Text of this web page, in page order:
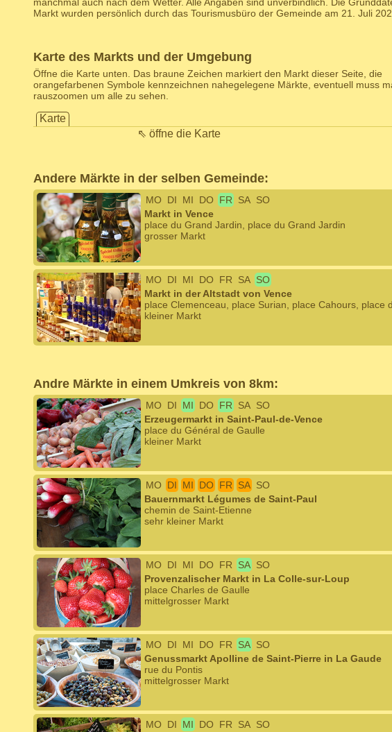
Markt wurden persönlich durch das Tourismusbüro der Gemeinde am 21. Juli
Karte des Markts und der Umgebung
Öffne die Karte unten. Das braune Zeichen markiert den Markt dieser Seite, die
orangefarbenen Symbole kennzeichnen nahegelegene Märkte, eventuell muss
rauszoomen um alle zu sehen.
Karte
⇖ öffne die Karte
Andere Märkte in der selben Gemeinde:
MO DI MI DO FR SA SO
Markt in Vence
place du Grand Jardin, place du Grand Jardin
grosser Markt
MO DI MI DO FR SA SO
Markt in der Altstadt von Vence
place Clemenceau, place Surian, place Cahours, place
kleiner Markt
Andre Märkte in einem Umkreis von 8km:
MO DI MI DO FR SA SO
Erzeugermarkt in Saint-Paul-de-Vence
place du Général de Gaulle
kleiner Markt
MO DI MI DO FR SA SO
Bauernmarkt Légumes de Saint-Paul
chemin de Saint-Etienne
sehr kleiner Markt
MO DI MI DO FR SA SO
Provenzalischer Markt in La Colle-sur-Loup
place Charles de Gaulle
mittelgrosser Markt
MO DI MI DO FR SA SO
Genussmarkt Apolline de Saint-Pierre in La Gaude
rue du Pontis
mittelgrosser Markt
MO DI MI DO FR SA SO